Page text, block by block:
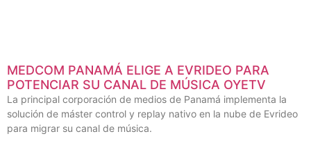
MEDCOM PANAMÁ ELIGE A EVRIDEO PARA
POTENCIAR SU CANAL DE MÚSICA OYETV
La principal corporación de medios de Panamá implementa la
solución de máster control y replay nativo en la nube de Evrideo
para migrar su canal de música.